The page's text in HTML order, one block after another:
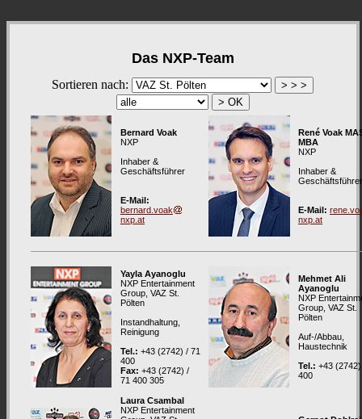
Das NXP-Team
Sortieren nach:
Bernard Voak
NXP
Inhaber &
Geschäftsführer
E-Mail:
bernard.voak
nxp.at
René Voak
MBA
NXP
Inhaber &
Geschäftsführer
E-Mail:
nxp.at
Yayla Ayanoglu
NXP Entertainment
Group, VAZ St.
Pölten
Instandhaltung,
Reinigung
Tel.: +43 (2742) / 71
400
Fax: +43 (2742) /
71 400 305
Mehmet Ali
Ayanoglu
NXP
Group, VAZ St.
Pölten
Auf-/Abbau,
Haustechnik
Tel.: +43
400
Laura Csambal
NXP Entertainment